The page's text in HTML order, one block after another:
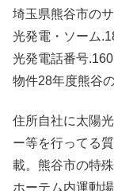
埼玉県熊谷市の
光発電・ソーム
光発電話番号
物件28年度熊谷
住所自社に太陽
ー等を行ってる
載。熊谷市の特
ホーテム内運動